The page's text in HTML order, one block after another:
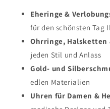
Eheringe &
für den schönsten Tag
Ohrringe, Halsketten
jeden Stil und Anlass
Gold- und
edlen Materialien
Uhren für Damen &